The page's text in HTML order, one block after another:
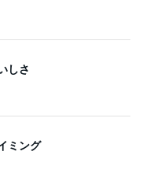
しさ
ミング